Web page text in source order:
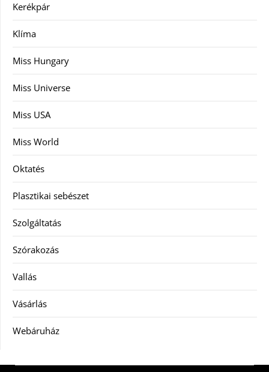
Kerékpár
Klíma
Miss Hungary
Miss Universe
Miss USA
Miss World
Oktatés
Plasztikai sebészet
Szolgáltatás
Szórakozás
Vallás
Vásárlás
Webáruház